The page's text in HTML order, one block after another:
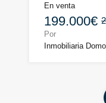
En venta
199.000€
Por
Inmobiliaria